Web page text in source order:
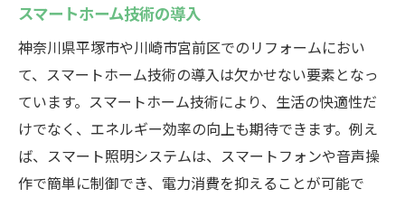
スマートホーム技術の導入
神奈川県平塚市や川崎市宮前区でのリフォームにおい
て、スマートホーム技術の導入は欠かせない要素となっ
ています。スマートホーム技術により、生活の快適性だ
けでなく、エネルギー効率の向上も期待できます。例え
ば、スマート照明システムは、スマートフォンや音声操
作で簡単に制御でき、電力消費を抑えることが可能で